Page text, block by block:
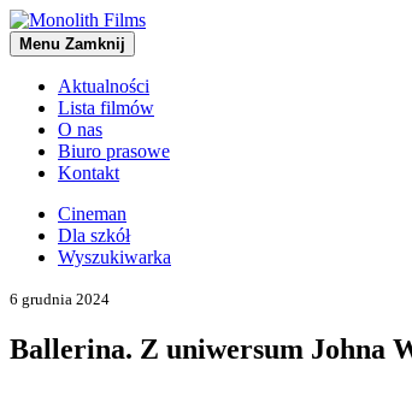
Menu Zamknij
Aktualności
Lista filmów
O nas
Biuro prasowe
Kontakt
Cineman
Dla szkół
Wyszukiwarka
6 grudnia 2024
Ballerina. Z uniwersum Johna